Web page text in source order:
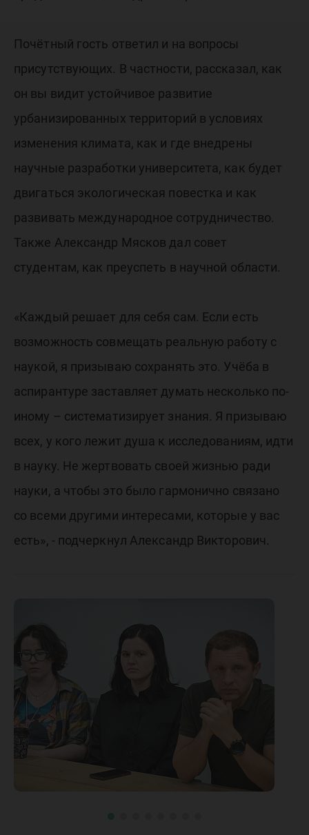
Почётный гость ответил и на вопросы
присутствующих. В частности, рассказал, как
он вы видит устойчивое развитие
урбанизированных территорий в условиях
изменения климата, как и где внедрены
научные разработки университета, как будет
двигаться экологическая повестка и как
развивать международное сотрудничество.
Также Александр Мясков дал совет
студентам, как преуспеть в научной области.
«Каждый решает для себя сам. Если есть
возможность совмещать реальную работу с
наукой, я призываю сохранять это. Учёба в
аспирантуре заставляет думать несколько по-
иному – систематизирует знания. Я призываю
всех, у кого лежит душа к исследованиям, идти
в науку. Не жертвовать своей жизнью ради
науки, а чтобы это было гармонично связано
со всеми другими интересами, которые у вас
есть», - подчеркнул Александр Викторович.